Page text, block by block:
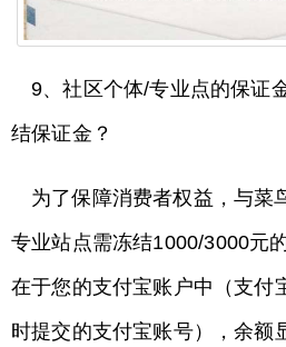
9、社区个体/专业点的保证
结保证金？
为了保障消费者权益，与菜
专业站点需冻结1000/3000元
在于您的支付宝账户中（支付
时提交的支付宝账号），余额